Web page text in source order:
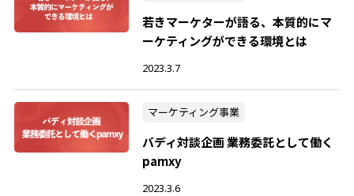
若きマーケターが語る、本質的にマ
ーケティングができる環境とは
2023.3.7
マーケティング事業
バディ対談企画 業務委託として働く
pamxy
2023.3.6